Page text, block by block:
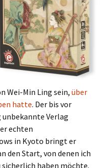
Wei-Min Ling sein, über
hatte. Der bis vor
Verlag
echten
in Kyoto bringt er
den Start, von denen ich
sicherlich haben möchte.